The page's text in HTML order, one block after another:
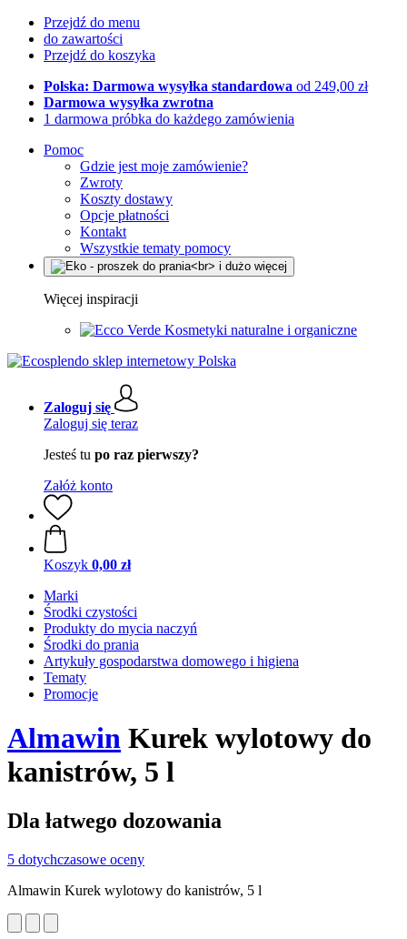
Przejdź do menu
do zawartości
Przejdź do koszyka
Polska: Darmowa wysyłka standardowa od 249,00 zł
Darmowa wysyłka zwrotna
1 darmowa próbka do każdego zamówienia
Pomoc
Gdzie jest moje zamówienie?
Zwroty
Koszty dostawy
Opcje płatności
Kontakt
Wszystkie tematy pomocy
Więcej inspiracji
Kosmetyki naturalne i organiczne
Zaloguj się
Zaloguj się teraz
Jesteś tu po raz pierwszy?
Załóż konto
Koszyk 0,00 zł
Marki
Środki czystości
Produkty do mycia naczyń
Środki do prania
Artykuły gospodarstwa domowego i higiena
Tematy
Promocje
Almawin Kurek wylotowy do
kanistrów, 5 l
Dla łatwego dozowania
5 dotychczasowe oceny
Almawin Kurek wylotowy do kanistrów, 5 l